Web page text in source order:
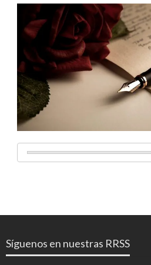
Síguenos en nuestras RRSS